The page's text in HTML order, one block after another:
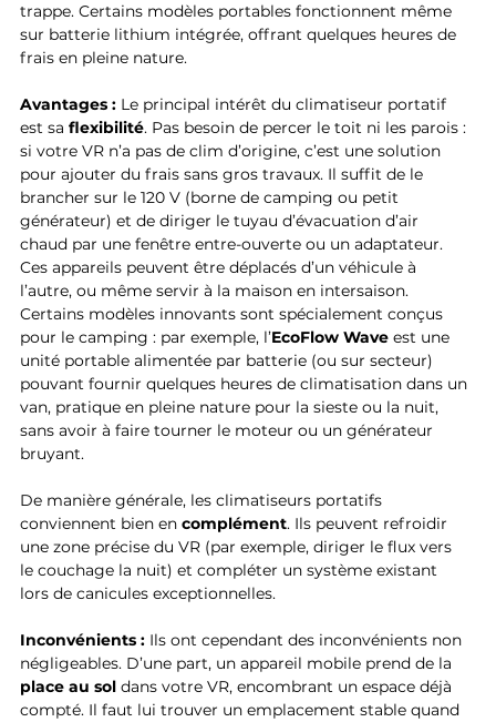
trappe. Certains modèles portables fonctionnent même
sur batterie lithium intégrée, offrant quelques heures de
frais en pleine nature.
Avantages : Le principal intérêt du climatiseur portatif
est sa flexibilité. Pas besoin de percer le toit ni les parois :
si votre VR n’a pas de clim d’origine, c’est une solution
pour ajouter du frais sans gros travaux. Il suffit de le
brancher sur le 120 V (borne de camping ou petit
générateur) et de diriger le tuyau d’évacuation d’air
chaud par une fenêtre entre-ouverte ou un adaptateur.
Ces appareils peuvent être déplacés d’un véhicule à
l’autre, ou même servir à la maison en intersaison.
Certains modèles innovants sont spécialement conçus
pour le camping : par exemple, l’EcoFlow Wave est une
unité portable alimentée par batterie (ou sur secteur)
pouvant fournir quelques heures de climatisation dans un
van, pratique en pleine nature pour la sieste ou la nuit,
sans avoir à faire tourner le moteur ou un générateur
bruyant.
De manière générale, les climatiseurs portatifs
conviennent bien en complément. Ils peuvent refroidir
une zone précise du VR (par exemple, diriger le flux vers
le couchage la nuit) et compléter un système existant
lors de canicules exceptionnelles.
Inconvénients : Ils ont cependant des inconvénients non
négligeables. D’une part, un appareil mobile prend de la
place au sol dans votre VR, encombrant un espace déjà
compté. Il faut lui trouver un emplacement stable quand